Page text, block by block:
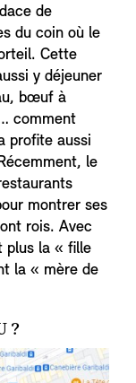
de
du coin où le
Cette
y déjeuner
bœuf à
comment
profite aussi
le
montrer ses
rois. Avec
plus la « fille
la « mère de
?